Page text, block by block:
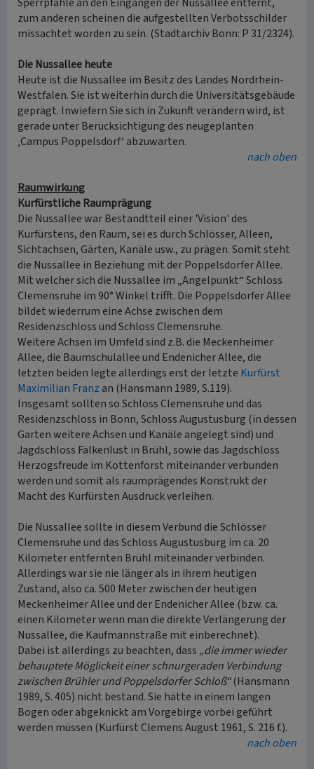
zum anderen scheinen die aufgestellten Verbotsschilder
missachtet worden zu sein. (Stadtarchiv Bonn: P 31/2324).
Die Nussallee heute
Heute ist die Nussallee im Besitz des Landes Nordrhein-
Westfalen. Sie ist weiterhin durch die Universitätsgebäude
geprägt. Inwiefern Sie sich in Zukunft verändern wird, ist
gerade unter Berücksichtigung des neugeplanten
‚Campus Poppelsdorf‘ abzuwarten.
nach oben
Raumwirkung
Kurfürstliche Raumprägung
Die Nussallee war Bestandtteil einer 'Vision' des
Kurfürstens, den Raum, sei es durch Schlösser, Alleen,
Sichtachsen, Gärten, Kanäle usw., zu prägen. Somit steht
die Nussallee in Beziehung mit der Poppelsdorfer Allee.
Mit welcher sich die Nussallee im „Angelpunkt“ Schloss
Clemensruhe im 90° Winkel trifft. Die Poppelsdorfer Allee
bildet wiederrum eine Achse zwischen dem
Residenzschloss und Schloss Clemensruhe.
Weitere Achsen im Umfeld sind z.B. die Meckenheimer
Allee, die Baumschulallee und Endenicher Allee, die
letzten beiden legte allerdings erst der letzte Kurfürst
Maximilian Franz an (Hansmann 1989, S.119).
Insgesamt sollten so Schloss Clemensruhe und das
Residenzschloss in Bonn, Schloss Augustusburg (in dessen
Garten weitere Achsen und Kanäle angelegt sind) und
Jagdschloss Falkenlust in Brühl, sowie das Jagdschloss
Herzogsfreude im Kottenforst miteinander verbunden
werden und somit als raumprägendes Konstrukt der
Macht des Kurfürsten Ausdruck verleihen.
Die Nussallee sollte in diesem Verbund die Schlösser
Clemensruhe und das Schloss Augustusburg im ca. 20
Kilometer entfernten Brühl miteinander verbinden.
Allerdings war sie nie länger als in ihrem heutigen
Zustand, also ca. 500 Meter zwischen der heutigen
Meckenheimer Allee und der Endenicher Allee (bzw. ca.
einen Kilometer wenn man die direkte Verlängerung der
Nussallee, die Kaufmannstraße mit einberechnet).
Dabei ist allerdings zu beachten, dass „die immer wieder
behauptete Möglickeit einer schnurgeraden Verbindung
zwischen Brühler und Poppelsdorfer Schloß“(Hansmann
1989, S. 405) nicht bestand. Sie hätte in einem langen
Bogen oder abgeknickt am Vorgebirge vorbei geführt
werden müssen (Kurfürst Clemens August 1961, S. 216 f.).
nach oben